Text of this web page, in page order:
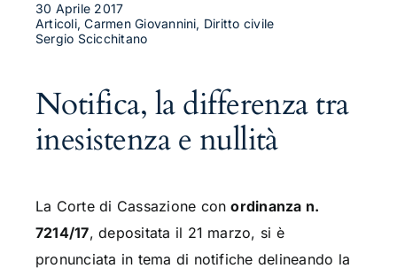
30 Aprile 2017
Articoli, Carmen Giovannini, Diritto civile
Sergio Scicchitano
Notifica, la differenza tra
inesistenza e nullità
La Corte di Cassazione conordinanza n.
7214/17, depositata il 21 marzo, si è
pronunciata in tema di notifiche delineando la